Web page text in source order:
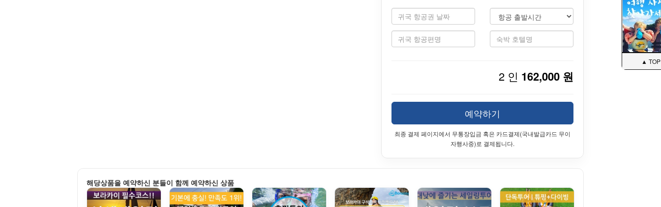
2 인 162,000 원
예약하기
최종 결제 페이지에서 무통장입금 혹은 카드결제(국내발급카드 무이
자행사중)로 결제됩니다.
해당상품을 예약하신 분들이 함께 예약하신 상품
▲ TOP